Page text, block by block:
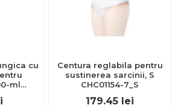
cu
ml
Centura reglabila pentru
sustinerea sarcinii, S
CHC01154-7_S
179.45 lei